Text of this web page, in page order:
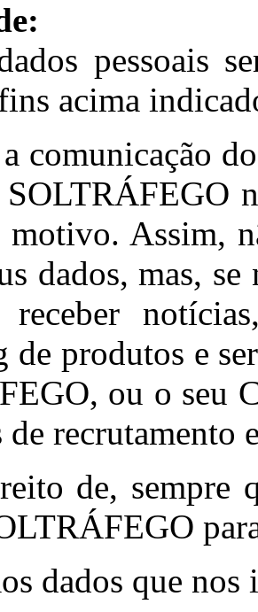
:
pessoais
acima
comunicação
SOLTRÁFEGO
Assim,
dados, mas,
receber
de produtos e
ou o seu
de recrutamento
de, sempre
dados que